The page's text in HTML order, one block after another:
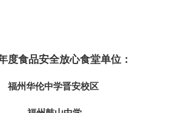
度食品安全放心食堂单位：
福州华伦中学晋安校区